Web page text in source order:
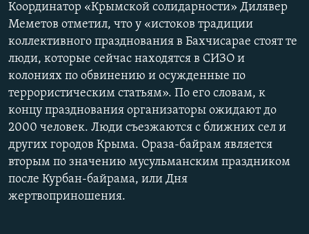
Координатор «Крымской солидарности» Дилявер
Меметов отметил, что у «истоков традиции
коллективного празднования в Бахчисарае стоят те
люди, которые сейчас находятся в СИЗО и
колониях по обвинению и осужденные по
террористическим статьям». По его словам, к
концу празднования организаторы ожидают до
2000 человек. Люди съезжаются с ближних сел и
других городов Крыма. Ораза-байрам является
вторым по значению мусульманским праздником
после Курбан-байрама, или Дня
жертвоприношения.